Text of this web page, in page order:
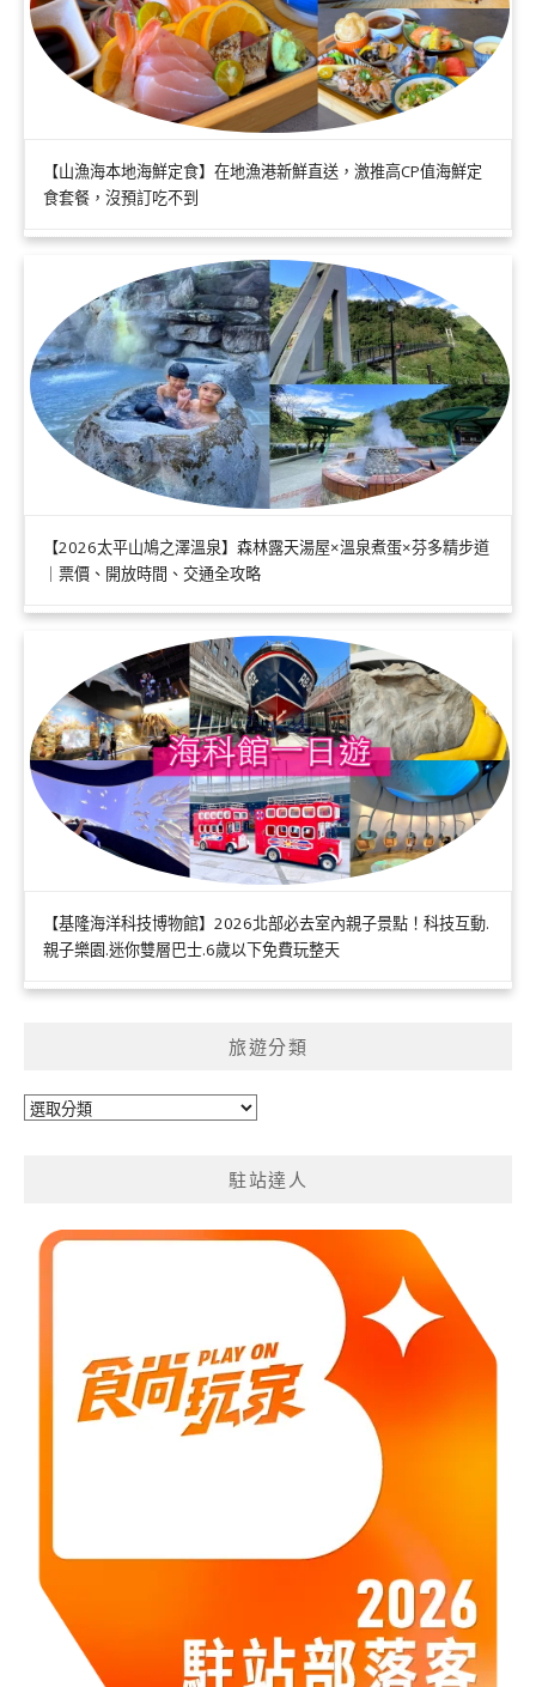
【山漁海本地海鮮定食】在地漁港新鮮直送，激推高CP值海鮮定
食套餐，沒預訂吃不到
【2026太平山鳩之澤溫泉】森林露天湯屋×溫泉煮蛋×芬多精步道
｜票價、開放時間、交通全攻略
【基隆海洋科技博物館】2026北部必去室內親子景點！科技互動.
親子樂園.迷你雙層巴士.6歲以下免費玩整天
旅遊分類
旅
駐站達人